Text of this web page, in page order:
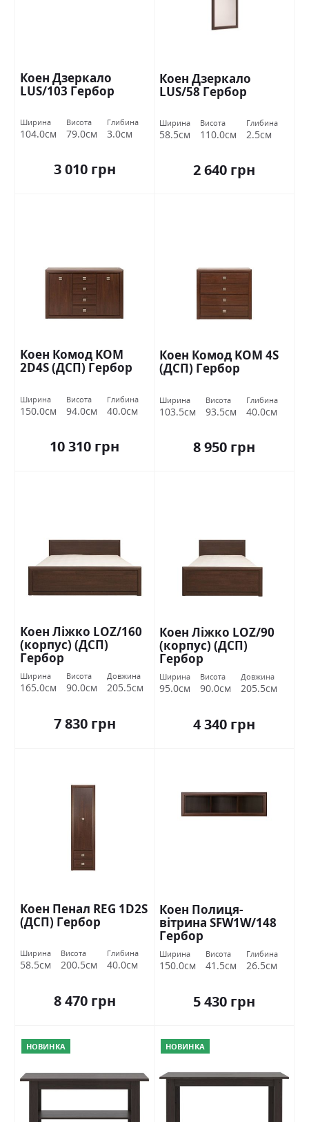
Коен Дзеркало
LUS/103 Гербор
Ширина
104.0см
Висота
79.0см
Глибина
3.0см
3 010 грн
Коен Дзеркало
LUS/58 Гербор
Ширина
58.5см
Висота
110.0см
Глибина
2.5см
2 640 грн
Коен Комод KOM
2D4S (ДСП) Гербор
Ширина
150.0см
Висота
94.0см
Глибина
40.0см
10 310 грн
Коен Комод KOM 4S
(ДСП) Гербор
Ширина
103.5см
Висота
93.5см
Глибина
40.0см
8 950 грн
Коен Ліжко LOZ/160
(корпус) (ДСП)
Гербор
Ширина
165.0см
Висота
90.0см
Довжина
205.5см
7 830 грн
Коен Ліжко LOZ/90
(корпус) (ДСП)
Гербор
Ширина
95.0см
Висота
90.0см
Довжина
205.5см
4 340 грн
Коен Пенал REG 1D2S
(ДСП) Гербор
Ширина
58.5см
Висота
200.5см
Глибина
40.0см
8 470 грн
Коен Полиця-
вітрина SFW1W/148
Гербор
Ширина
150.0см
Висота
41.5см
Глибина
26.5см
5 430 грн
НОВИНКА НОВИНКА